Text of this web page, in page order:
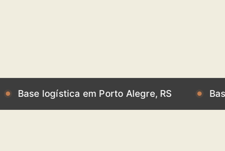
logística em Porto Alegre, RS Base